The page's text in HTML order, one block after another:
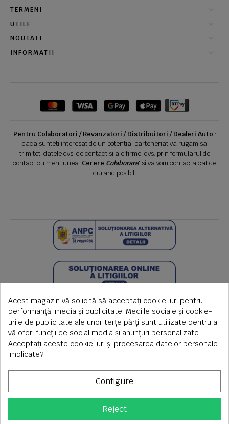
TERMENI
UTILE
NOUTATI
INFORMATII
Pentru Colaboratori / Revanzatori / Distribuitori / Dealeri Auto :
daca sunteti interesat de un potential parteneriat va rugam sa
trimiteti datele dvs. de contact si ale firmei dvs. prin formularul de
contact cu mentiunea 'Cerere Colaborare' si va vom contacta cat de
curand posibil.
Copyright © 2026 S.C. Rimi S.R.L. , Reg.Com: J1992000639351,
CUI: RO1824566
Acest magazin vă solicită să acceptați cookie-uri pentru
performanță, media și publicitate. Mediile sociale și cookie-
urile de publicitate ale unor terțe părți sunt utilizate pentru a
vă oferi funcții de social media și anunțuri personalizate.
Acceptați aceste cookie-uri și procesarea datelor personale
implicate?
Configure
Reject